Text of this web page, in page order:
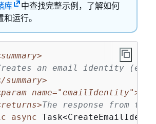
库
中查找完整示例，了解如何
运行。
an email identity
summary>
name="emailIdentity">
The response from
async